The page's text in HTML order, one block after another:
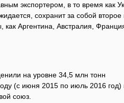
экспортером, в то время как
сохранит за собой
как Аргентина, Австралия,
на уровне 34,5 млн тонн
(с июня 2015 по июль 2016 год)
союз.